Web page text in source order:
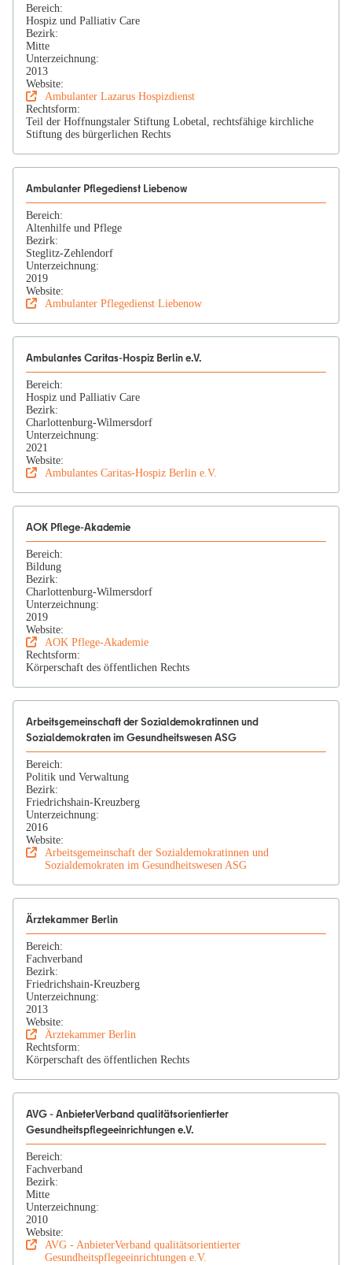
Bereich:
Hospiz und Palliativ Care
Bezirk:
Mitte
Unterzeichnung:
2013
Website:
Ambulanter Lazarus Hospizdienst
Rechtsform:
Teil der Hoffnungstaler Stiftung Lobetal, rechtsfähige kirchliche
Stiftung des bürgerlichen Rechts
Ambulanter Pflegedienst Liebenow
Bereich:
Altenhilfe und Pflege
Bezirk:
Steglitz-Zehlendorf
Unterzeichnung:
2019
Website:
Ambulanter Pflegedienst Liebenow
Ambulantes Caritas-Hospiz Berlin e.V.
Bereich:
Hospiz und Palliativ Care
Bezirk:
Charlottenburg-Wilmersdorf
Unterzeichnung:
2021
Website:
Ambulantes Caritas-Hospiz Berlin e.V.
AOK Pflege-Akademie
Bereich:
Bildung
Bezirk:
Charlottenburg-Wilmersdorf
Unterzeichnung:
2019
Website:
AOK Pflege-Akademie
Rechtsform:
Körperschaft des öffentlichen Rechts
Arbeitsgemeinschaft der Sozialdemokratinnen und
Sozialdemokraten im Gesundheitswesen ASG
Bereich:
Politik und Verwaltung
Bezirk:
Friedrichshain-Kreuzberg
Unterzeichnung:
2016
Website:
Arbeitsgemeinschaft der Sozialdemokratinnen und
Sozialdemokraten im Gesundheitswesen ASG
Ärztekammer Berlin
Bereich:
Fachverband
Bezirk:
Friedrichshain-Kreuzberg
Unterzeichnung:
2013
Website:
Ärztekammer Berlin
Rechtsform:
Körperschaft des öffentlichen Rechts
AVG - AnbieterVerband qualitätsorientierter
Gesundheitspflegeeinrichtungen e.V.
Bereich:
Fachverband
Bezirk:
Mitte
Unterzeichnung:
2010
Website:
AVG - AnbieterVerband qualitätsorientierter
Gesundheitspflegeeinrichtungen e.V.